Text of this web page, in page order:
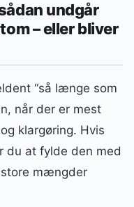
undgår
– eller bliver
“så længe som
når der er mest
klargøring. Hvis
du at fylde den med
mængder